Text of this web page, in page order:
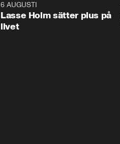
6 AUGUSTI
Lasse Holm sätter plus på
livet